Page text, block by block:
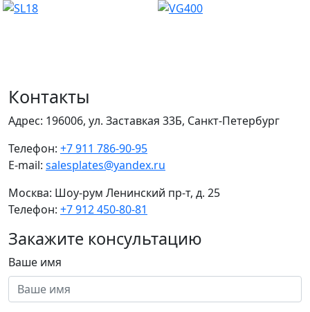
Контакты
Адрес: 196006, ул. Заставкая 33Б, Санкт-Петербург
Телефон: +7 911 786-90-95
E-mail: salesplates@yandex.ru
Москва: Шоу-рум Ленинский пр-т, д. 25
Телефон: +7 912 450-80-81
Закажите консультацию
Ваше имя